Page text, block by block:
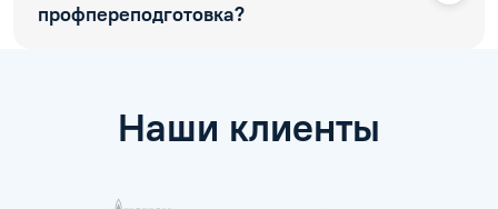
профпереподготовка?
Наши клиенты